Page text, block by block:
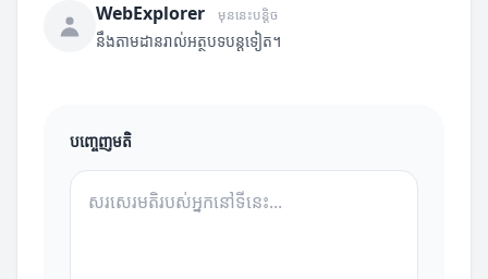
WebExplorer មុននេះបន្តិច
នឹងតាមដានរាល់អត្ថបទបន្តទៀត។
បញ្ចេញមតិ